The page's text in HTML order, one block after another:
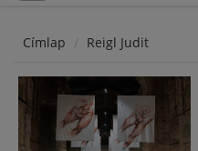
Címlap Reigl Judit